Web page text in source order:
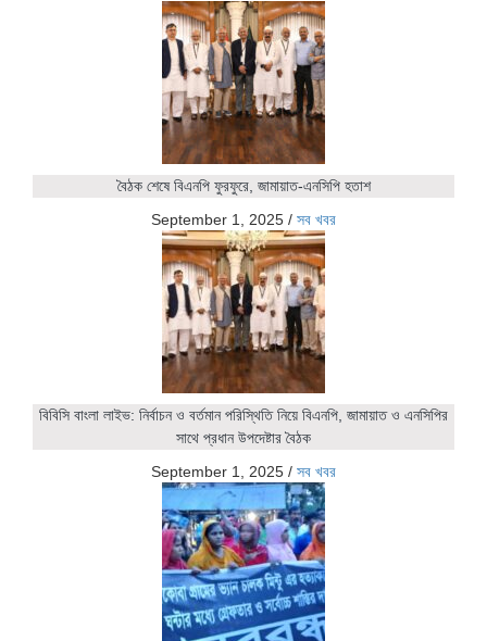
বৈঠক শেষে বিএনপি ফুরফুরে, জামায়াত-এনসিপি হতাশ
September 1, 2025 / সব খবর
বিবিসি বাংলা লাইভ: নির্বাচন ও বর্তমান পরিস্থিতি নিয়ে বিএনপি, জামায়াত ও এনসিপির
সাথে প্রধান উপদেষ্টার বৈঠক
September 1, 2025 / সব খবর